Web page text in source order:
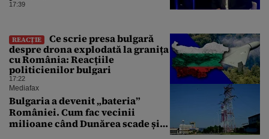
17:39
REACȚIE
Ce scrie presa bulgară
despre drona explodată la granița
cu România: Reacțiile
politicienilor bulgari
17:22
Mediafax
Bulgaria a devenit „bateria”
României. Cum fac vecinii
milioane când Dunărea scade și